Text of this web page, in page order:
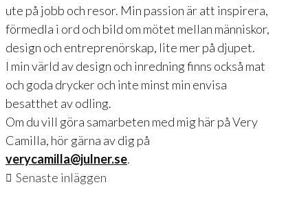
ute på jobb och resor. Min passion är att inspirera,
förmedla i ord och bild om mötet mellan människor,
design och entreprenörskap, lite mer på djupet.
I min värld av design och inredning finns också mat
och goda drycker och inte minst min envisa
besatthet av odling.
Om du vill göra samarbeten med mig här på Very
Camilla, hör gärna av dig på
verycamilla@julner.se.
Senaste inläggen